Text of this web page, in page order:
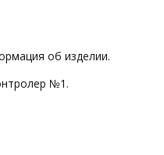
об изделии.
№1.